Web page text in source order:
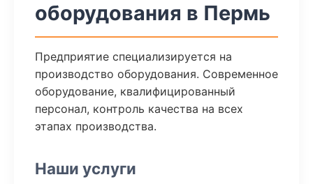
оборудования в Пермь
Предприятие специализируется на
производство оборудования. Современное
оборудование, квалифицированный
персонал, контроль качества на всех
этапах производства.
Наши услуги